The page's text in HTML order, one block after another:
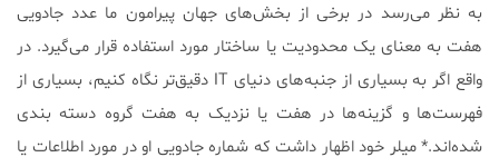
به نظر می‌رسد در برخی از بخش‌های جهان پیرامون ما عدد جادویی
هفت به معنای یک محدودیت یا ساختار مورد استفاده قرار می‌گیرد. در
واقع اگر به بسیاری از جنبه‌های دنیای IT دقیق‌تر نگاه کنیم، بسیاری از
فهرست‌ها و گزینه‌ها در هفت یا نزدیک به هفت گروه دسته بندی
شده‌اند.* میلر خود اظهار داشت که شماره جادویی او در مورد اطلاعات یا